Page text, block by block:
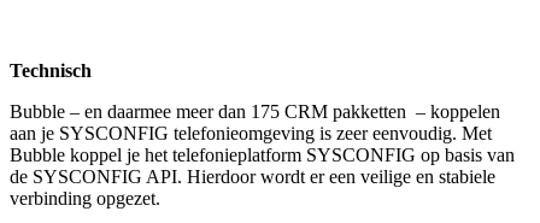
Technisch
Bubble – en daarmee meer dan 175 CRM pakketten – koppelen
aan je SYSCONFIG telefonieomgeving is zeer eenvoudig. Met
Bubble koppel je het telefonieplatform SYSCONFIG op basis van
de SYSCONFIG API. Hierdoor wordt er een veilige en stabiele
verbinding opgezet.